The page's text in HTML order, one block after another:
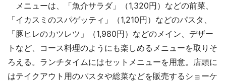
メニューは、「魚介サラダ」（1,320円）などの前菜、
「イカスミのスパゲッティ」（1,210円）などのパスタ、
「豚ヒレのカツレツ」（1,980円）などのメイン、デザー
トなど、コース料理のようにも楽しめるメニューを取りそ
ろえる。ランチタイムにはセットメニューを用意。店頭に
はテイクアウト用のパスタや総菜などを販売するショーケ